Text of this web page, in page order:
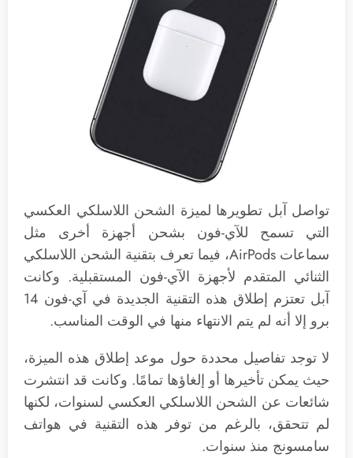
تواصل آبل تطويرها لميزة الشحن اللاسلكي العكسي
التي تسمح للآي-فون بشحن أجهزة أخرى مثل
سماعات AirPods، فيما تعرف بتقنية الشحن اللاسلكي
الثنائي المتقدم لأجهزة الآي-فون المستقبلية. وكانت
آبل تعتزم إطلاق هذه التقنية الجديدة في آي-فون 14
برو إلا أنه لم يتم الانتهاء منها في الوقت المناسب.
لا توجد تفاصيل محددة حول موعد إطلاق هذه الميزة،
حيث يمكن تأخيرها أو إلغاؤها تمامًا. وكانت قد انتشرت
شائعات عن الشحن اللاسلكي العكسي لسنوات، لكنها
لم تتحقق، بالرغم من توفر هذه التقنية في هواتف
سامسونج منذ سنوات.